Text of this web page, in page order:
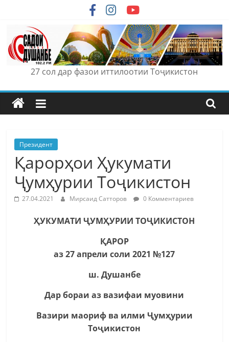
content
27 сол дар фазои иттилоотии Тоҷикистон
Президент
Қарорҳои Ҳукумати
Ҷумҳурии Тоҷикистон
27.04.2021 Мирсаид Сатторов 0 Комментариев
ҲУКУМАТИ ҶУМҲУРИИ ТОҶИКИСТОН
ҚАРОР
аз 27 апрели соли 2021 №127
ш. Душанбе
Дар бораи аз вазифаи муовини
Вазири маориф ва илми Ҷумҳурии
Тоҷикистон